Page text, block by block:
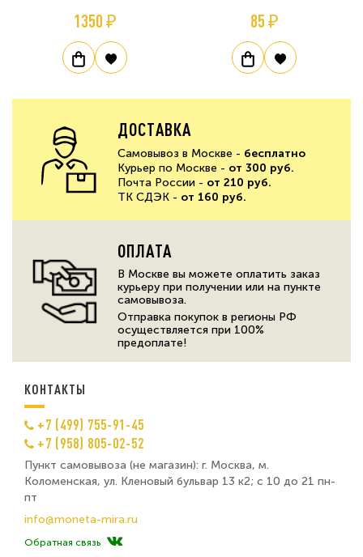
1350 ₽ 85 ₽
ДОСТАВКА
Самовывоз в Москве - бесплатно
Курьер по Москве - от 300 руб.
Почта России - от 210 руб.
ТК СДЭК - от 160 руб.
ОПЛАТА
В Москве вы можете оплатить заказ
курьеру при получении или на пункте
самовывоза.
Отправка покупок в регионы РФ
осуществляется при 100%
предоплате!
КОНТАКТЫ
+7 (499) 755-91-45
+7 (958) 805-02-52
Пункт самовывоза (не магазин): г. Москва, м.
Коломенская, ул. Кленовый бульвар 13 к2; с 10 до 21 пн-
пт
info@moneta-mira.ru
Обратная связь